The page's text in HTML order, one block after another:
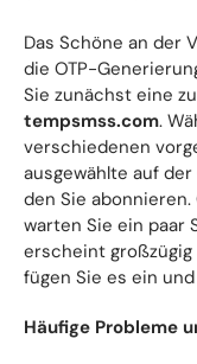
Das Schöne an der
die OTP-
Sie zunächst eine
tempsmss.com.
verschiedenen
ausgewählte auf
den Sie
warten Sie ein paar
erscheint großzügig
fügen Sie es ein
Häufige Probleme